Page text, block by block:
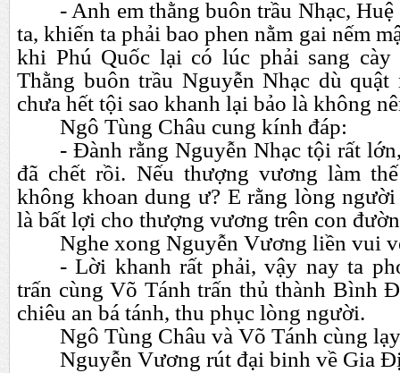
- Anh em thằng buôn trầu Nhạc,
ta, khiến ta phải bao phen nằm gai nếm
khi Phú Quốc lại có lúc phải sang cày
Thằng buôn trầu Nguyễn Nhạc dù
chưa hết tội sao khanh lại bảo là không
Ngô Tùng Châu cung kính đáp:
- Đành rằng Nguyễn Nhạc tội rất
đã chết rồi. Nếu thượng vương làm
không khoan dung ư? E rằng lòng
là bất lợi cho thượng vương trên con
Nghe xong Nguyễn Vương liền vui
- Lời khanh rất phải, vậy nay ta
trấn cùng Võ Tánh trấn thủ thành Bình
chiêu an bá tánh, thu phục lòng người.
Ngô Tùng Châu và Võ Tánh cùng
Nguyễn Vương rút đại binh về Gia